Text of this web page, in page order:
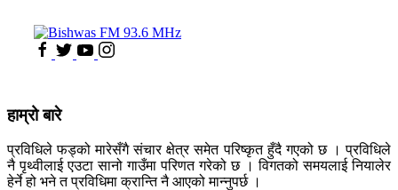
हाम्रो बारे
प्रविधिले फड्को मारेसँगै संचार क्षेत्र समेत परिष्कृत हुँदै गएको छ । प्रविधिले
नै पृथ्वीलाई एउटा सानो गाउँमा परिणत गरेको छ । विगतको समयलाई नियालेर
हेर्ने हो भने त प्रविधिमा क्रान्ति नै आएको मान्नुपर्छ ।